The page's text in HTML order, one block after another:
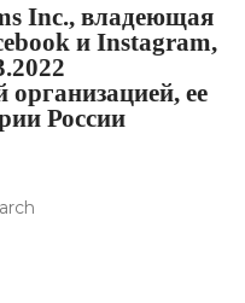
Inc., владеющая
и Instagram,
организацией, ее
России